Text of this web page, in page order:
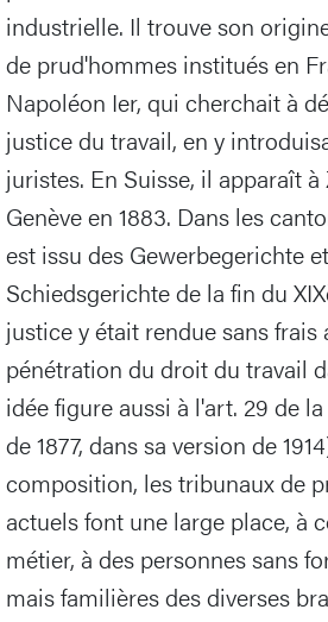
industrielle. Il trouve son
de prud'hommes institués en
Napoléon Ier, qui cherchait à
justice du travail, en y
juristes. En Suisse, il apparaît
Genève en 1883. Dans les
est issu des Gewerbegerichte
Schiedsgerichte de la fin du
justice y était rendue sans frais
pénétration du droit du travail
idée figure aussi à l'art. 29 de
de 1877, dans sa version de
composition, les tribunaux de
actuels font une large place, à
métier, à des personnes sans
mais familières des diverses